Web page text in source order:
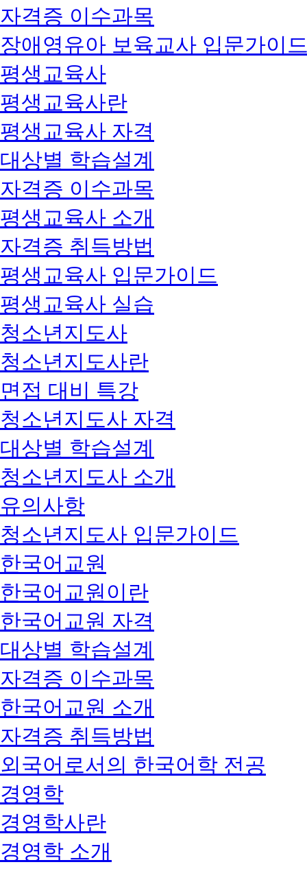
자격증 이수과목
장애영유아 보육교사 입문가이
평생교육사
평생교육사란
평생교육사 자격
대상별 학습설계
자격증 이수과목
평생교육사 소개
자격증 취득방법
평생교육사 입문가이드
평생교육사 실습
청소년지도사
청소년지도사란
면접 대비 특강
청소년지도사 자격
대상별 학습설계
청소년지도사 소개
유의사항
청소년지도사 입문가이드
한국어교원
한국어교원이란
한국어교원 자격
대상별 학습설계
자격증 이수과목
한국어교원 소개
자격증 취득방법
외국어로서의 한국어학 전공
경영학
경영학사란
경영학 소개